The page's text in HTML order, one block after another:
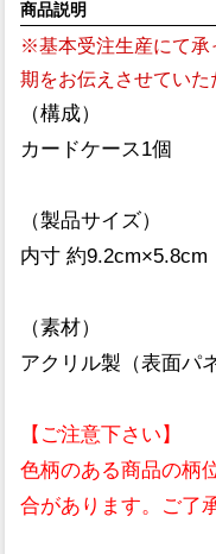
商品説明
※基本受注生産にて承
期をお伝えさせていた
（構成）
カードケース1個
（製品サイズ）
内寸 約9.2cm×5.8cm
（素材）
アクリル製（表面パ
【ご注意下さい】
色柄のある商品の柄
合があります。ご了